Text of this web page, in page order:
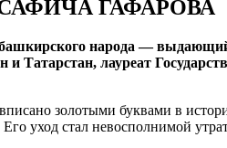
ГАФАРОВА
башкирского народа —
и Татарстан, лауреат
золотыми буквами в
уход стал невосполнимой